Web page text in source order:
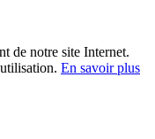
de notre site Internet.
En savoir plus